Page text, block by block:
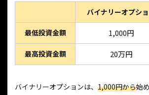
バイナリーオプシ
最低投資金額 1,000円
最高投資金額 20万円
バイナリーオプションは、 1,000円から始